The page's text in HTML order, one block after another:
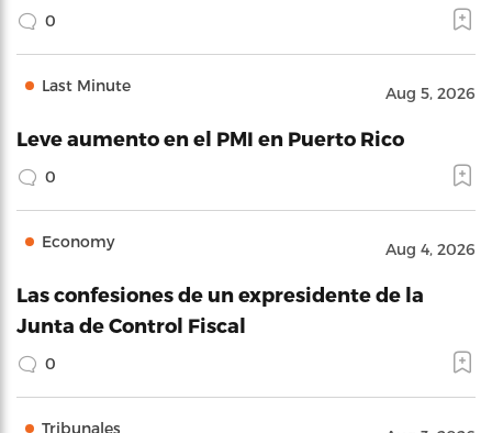
0
Last Minute Aug 5, 2026
Leve aumento en el PMI en Puerto Rico
0
Economy Aug 4, 2026
Las confesiones de un expresidente de la
Junta de Control Fiscal
0
Tribunales